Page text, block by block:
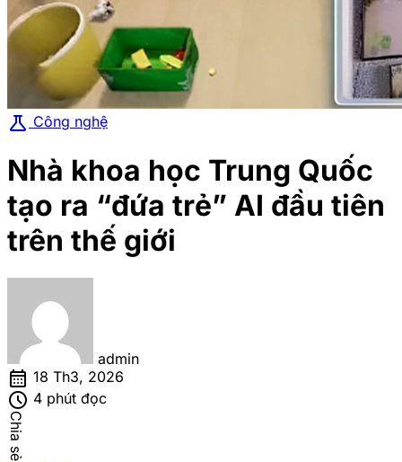
science Công nghệ
Nhà khoa học Trung Quốc
tạo ra “đứa trẻ” AI đầu tiên
trên thế giới
admin
calendar_month 18 Th3, 2026
schedule 4 phút đọc
Chia sẻ